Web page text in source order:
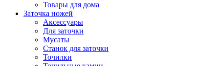
Товары для дома
Заточка ножей
Аксессуары
Для заточки
Мусаты
Станок для заточки
Точилки